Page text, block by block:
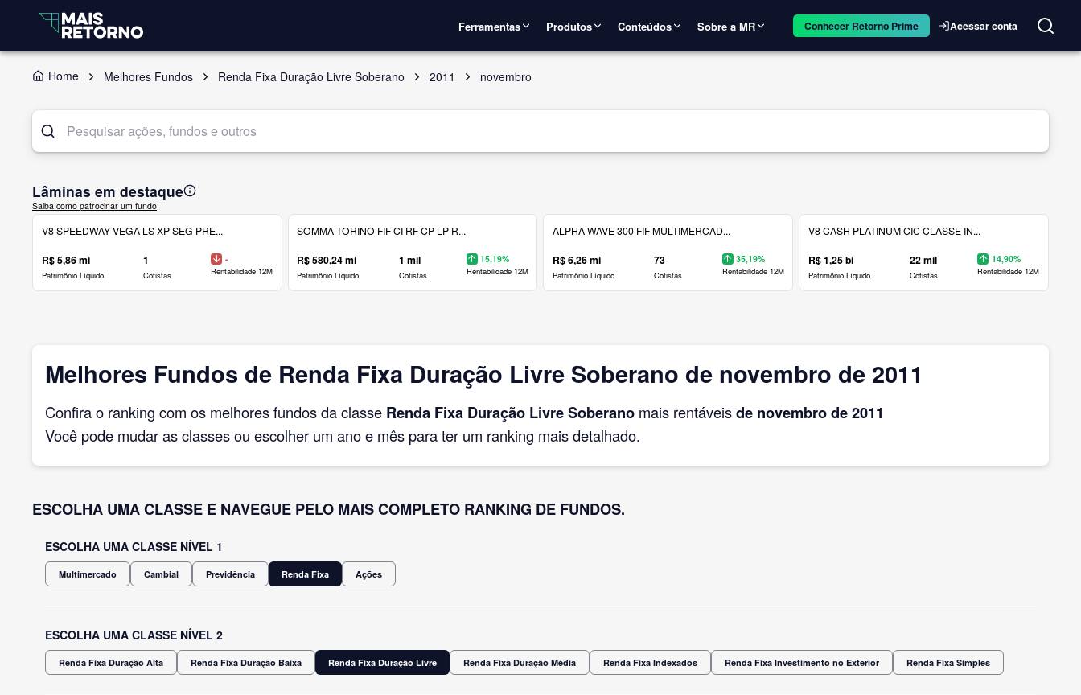
Ferramentas Produtos Conteúdos Sobre a MR Conhecer Retorno Prime Acessar conta
Home Melhores Fundos Renda Fixa Duração Livre Soberano 2011 novembro
Lâminas em destaque
Saiba como patrocinar um fundo
V8 SPEEDWAY VEGA LS XP SEG PRE...
R$ 5,86 mi
Patrimônio Líquido
1
Cotistas
-
Rentabilidade 12M
SOMMA TORINO FIF CI RF CP LP R...
R$ 580,24 mi
Patrimônio Líquido
1 mil
Cotistas
15,19%
Rentabilidade 12M
ALPHA WAVE 300 FIF MULTIMERCAD...
R$ 6,26 mi
Patrimônio Líquido
73
Cotistas
35,19%
Rentabilidade 12M
V8 CASH PLATINUM CIC CLASSE IN...
R$ 1,25 bi
Patrimônio Líquido
22 mil
Cotistas
14,90%
Rentabilidade 12M
Melhores Fundos de Renda Fixa Duração Livre Soberano de novembro de 2011
Confira o ranking com os melhores fundos da classe Renda Fixa Duração Livre Soberano mais rentáveisde novembrode 2011
Você pode mudar as classes ou escolher um ano e mês para ter um ranking mais detalhado.
ESCOLHA UMA CLASSE E NAVEGUE PELO MAIS COMPLETO RANKING DE FUNDOS.
ESCOLHA UMA CLASSE NÍVEL 1
Multimercado Cambial Previdência Renda Fixa Ações
ESCOLHA UMA CLASSE NÍVEL 2
Renda Fixa Duração Alta Renda Fixa Duração Baixa Renda Fixa Duração Livre Renda Fixa Duração Média Renda Fixa Indexados Renda Fixa Investimento no Exterior Renda Fixa Simples